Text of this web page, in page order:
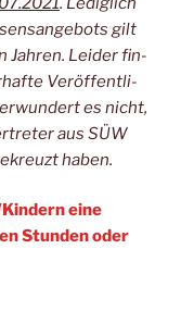
gilt
Jah­ren. Lei­der fin­
Ver­öf­fent­li­
es nicht,
aus SÜW
haben.
eine
Stun­den oder